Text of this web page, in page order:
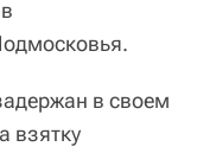
в своем
взятку